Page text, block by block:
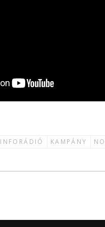
INFORÁDIÓ KAMPÁNY